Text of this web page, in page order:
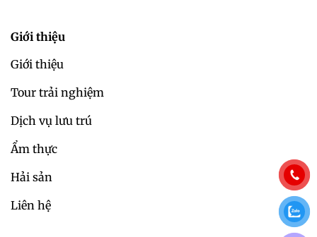
Giới thiệu
Giới thiệu
Tour trải nghiệm
Dịch vụ lưu trú
Ẩm thực
Hải sản
Liên hệ